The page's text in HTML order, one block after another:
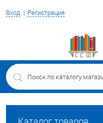
Вход Регистрация